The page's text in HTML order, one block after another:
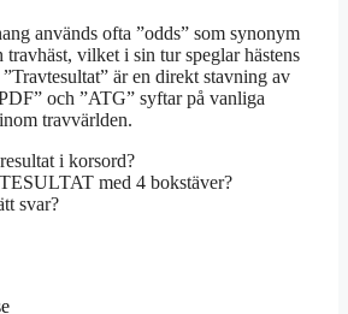
används ofta ”odds” som synonym
travhäst, vilket i sin tur speglar hästens
är en direkt stavning av
och ”ATG” syftar på vanliga
travvärlden.
i korsord?
med 4 bokstäver?
svar?